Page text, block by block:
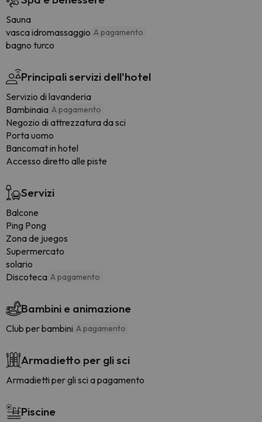
Sauna
vasca idromassaggio A pagamento
bagno turco
Principali servizi dell'hotel
Servizio di lavanderia
Bambinaia A pagamento
Negozio di attrezzatura da sci
Porta uomo
Bancomat in hotel
Accesso diretto alle piste
Servizi
Balcone
Ping Pong
Zona de juegos
Supermercato
solario
Discoteca A pagamento
Bambini e animazione
Club per bambini A pagamento
Armadietto per gli sci
Armadietti per gli sci a pagamento
Piscine